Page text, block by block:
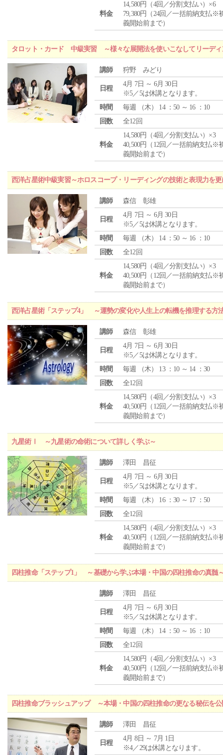
料金
14,580円（4回／分割支払い）×6
79,380円（24回／一括前納支払※
義開始前まで）
タロット・カード 中級実習 ～様々な展開法を使いこなしてリーディ
講師 狩野 みどり
日程
4月 7日 ～ 6月 30日
※5／5は休講となります。
時間
毎週 （木） 14 ：50 ～ 16 ：10
回数
全12回
料金
14,580円（4回／分割支払い）×3
40,500円（12回／一括前納支払※
義開始前まで）
西洋占星術中級実習～ホロスコープ・リーディングの技術と表現力を
講師 森信 彰雄
日程
4月 7日 ～ 6月 30日
※5／5は休講となります。
時間
毎週 （木） 14 ：50 ～ 16 ：10
回数
全12回
料金
14,580円（4回／分割支払い）×3
40,500円（12回／一括前納支払※
義開始前まで）
西洋占星術「ステップ4」 ～運勢の変化や人生上の転機を推理する方
講師 森信 彰雄
日程
4月 7日 ～ 6月 30日
※5／5は休講となります。
時間
毎週 （木） 13 ：10 ～ 14 ：30
回数
全12回
料金
14,580円（4回／分割支払い）×3
40,500円（12回／一括前納支払※
義開始前まで）
九星術Ⅰ ～九星術の命術について詳しく学ぶ～
講師 澤田 昌征
日程
4月 7日 ～ 6月 30日
※5／5は休講となります。
時間
毎週 （木） 16 ：30 ～ 17 ：50
回数
全12回
料金
14,580円（4回／分割支払い）×3
40,500円（12回／一括前納支払※
義開始前まで）
四柱推命「ステップ1」 ～基礎から学ぶ本場・中国の四柱推命の真髄
講師 澤田 昌征
日程
4月 7日 ～ 6月 30日
※5／5は休講となります。
時間
毎週 （木） 14 ：50 ～ 16 ：10
回数
全12回
料金
14,580円（4回／分割支払い）×3
40,500円（12回／一括前納支払※
義開始前まで）
四柱推命ブラッシュアップ ～本場・中国の四柱推命の更なる秘伝を
講師 澤田 昌征
日程
4月 8日 ～ 7月 1日
※4／29は休講となります。